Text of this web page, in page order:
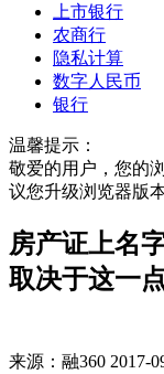
上市银行
农商行
隐私计算
数字人民币
银行
温馨提示：
敬爱的用户，您的
议您升级浏览器版
房产证上名
取决于这一
来源： 融360 2017-